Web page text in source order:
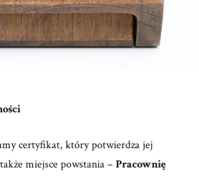
certyfikat, który potwierdza jej
miejsce powstania –Pracownię